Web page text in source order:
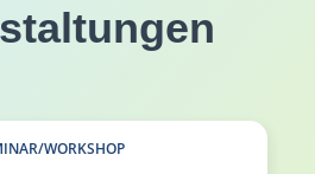
WORKSHOP